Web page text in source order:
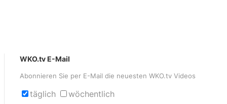
WKO.tv E-Mail
Abonnieren Sie per E-Mail die neuesten WKO.tv Videos
täglich wöchentlich